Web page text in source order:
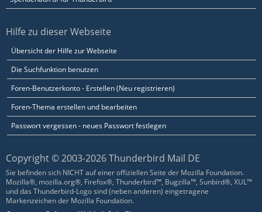
Hilfe zu dieser Webseite
Übersicht der Hilfe zur Webseite
Die Suchfunktion benutzen
Foren-Benutzerkonto - Erstellen (Neu registrieren)
Foren-Thema erstellen und bearbeiten
Passwort vergessen - neues Passwort festlegen
Copyright © 2003-2026 Thunderbird Mail DE
Sie befinden sich NICHT auf einer offiziellen Seite der Mozilla Foundation.
Mozilla®, mozilla.org®, Firefox®, Thunderbird™, Bugzilla™, Sunbird®, XUL™
und das Thunderbird-Logo sind (neben anderen) eingetragene
Markenzeichen der Mozilla Foundation.